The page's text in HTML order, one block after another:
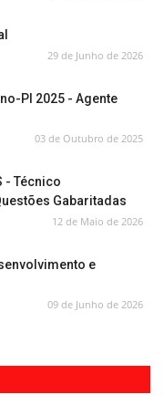
29 de Junho de 2026
PI 2025 - Agente
03 de Outubro de 2025
- Técnico
Gabaritadas
12 de Maio de 2026
e
09 de Junho de 2026